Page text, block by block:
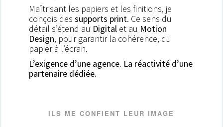
Maîtrisant les papiers et les finitions, je
conçois des supports print. Ce sens du
détail s’étend au Digitalet au Motion
Design, pour garantir la cohérence, du
papier à l’écran.
L’exigence d’une agence. La réactivité d’une
partenaire dédiée.
ILS ME CONFIENT LEUR IMAGE